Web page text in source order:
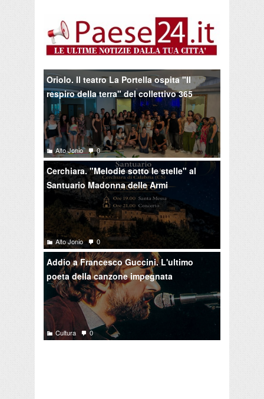
Oriolo. Il teatro La Portella ospita "Il
respiro della terra" del collettivo 365
Alto Jonio 0
Cerchiara. "Melodie sotto le stelle" al
Santuario Madonna delle Armi
Alto Jonio 0
Addio a Francesco Guccini. L'ultimo
poeta della canzone impegnata
Cultura 0